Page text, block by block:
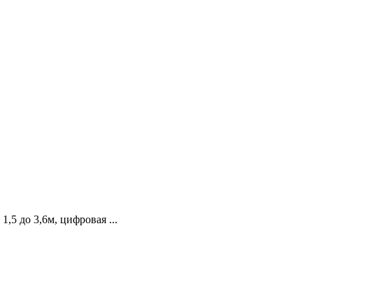
1,5 до 3,6м, цифровая ...